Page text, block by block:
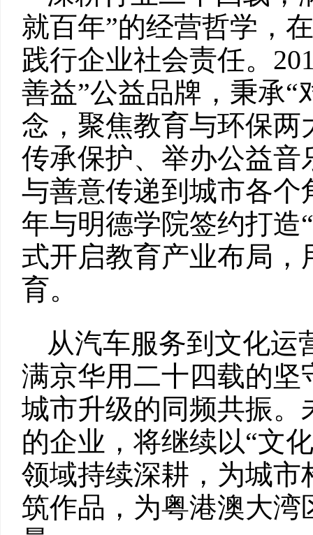
就百年”的经营哲学，
践行企业社会责任。
善益”公益品牌，秉承“
念，聚焦教育与环保
传承保护、举办公益
与善意传递到城市各个
年与明德学院签约打造
式开启教育产业布局
育。
从汽车服务到文化运
满京华用二十四载的
城市升级的同频共振
的企业，将继续以“文
领域持续深耕，为城
筑作品，为粤港澳大